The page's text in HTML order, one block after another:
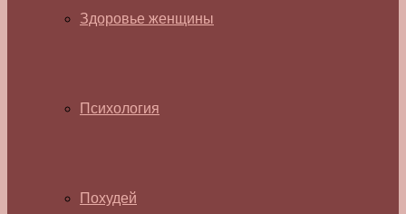
Здоровье женщины
Психология
Похудей